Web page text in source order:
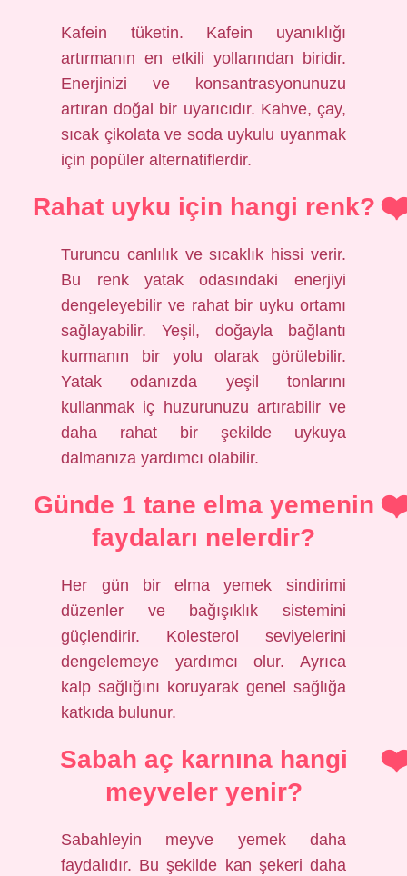
Kafein tüketin. Kafein uyanıklığı
artırmanın en etkili yollarından biridir.
Enerjinizi ve konsantrasyonunuzu
artıran doğal bir uyarıcıdır. Kahve, çay,
sıcak çikolata ve soda uykulu uyanmak
için popüler alternatiflerdir.
Rahat uyku için hangi renk?
Turuncu canlılık ve sıcaklık hissi verir.
Bu renk yatak odasındaki enerjiyi
dengeleyebilir ve rahat bir uyku ortamı
sağlayabilir. Yeşil, doğayla bağlantı
kurmanın bir yolu olarak görülebilir.
Yatak odanızda yeşil tonlarını
kullanmak iç huzurunuzu artırabilir ve
daha rahat bir şekilde uykuya
dalmanıza yardımcı olabilir.
Günde 1 tane elma yemenin
faydaları nelerdir?
Her gün bir elma yemek sindirimi
düzenler ve bağışıklık sistemini
güçlendirir. Kolesterol seviyelerini
dengelemeye yardımcı olur. Ayrıca
kalp sağlığını koruyarak genel sağlığa
katkıda bulunur.
Sabah aç karnına hangi
meyveler yenir?
Sabahleyin meyve yemek daha
faydalıdır. Bu şekilde kan şekeri daha